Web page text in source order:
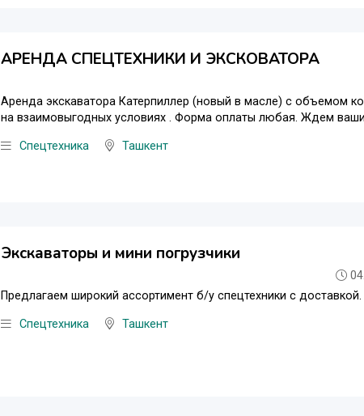
АРЕНДА СПЕЦТЕХНИКИ И ЭКСКОВАТОРА
Аренда экскаватора Катерпиллер (новый в масле) с объемом
на взаимовыгодных условиях . Форма оплаты любая. Ждем
Спецтехника Ташкент
Экскаваторы и мини погрузчики
Предлагаем широкий ассортимент б/у спецтехники с
Спецтехника Ташкент